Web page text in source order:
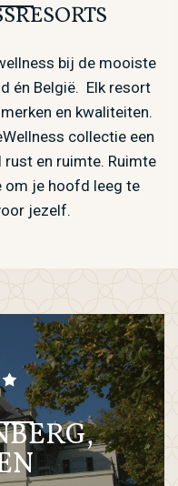
bij de mooiste
én België. Elk resort
en kwaliteiten.
collectie een
en ruimte. Ruimte
om je hoofd leeg te
jezelf.